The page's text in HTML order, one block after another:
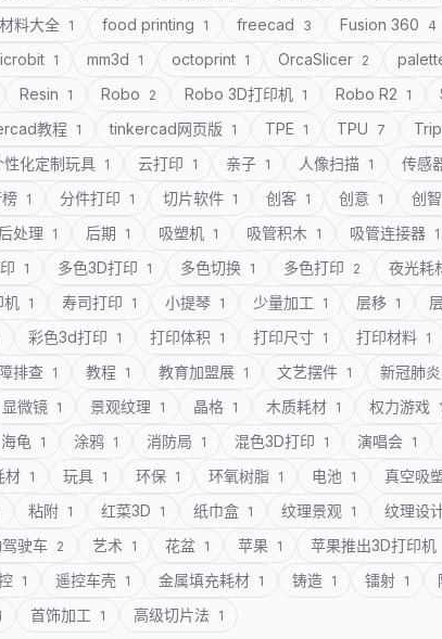
料大全 1 food printing 1 freecad 3 Fusion 360 4
1 mm3d 1 octoprint 1 OrcaSlicer 2
Resin 1 Robo 2 Robo 3D打印机 1 Robo R2 1
教程 1 tinkercad网页版 1 TPE 1 TPU 7
性化定制玩具 1 云打印 1 亲子 1 人像扫描 1 传感
1 分件打印 1 切片软件 1 创客 1 创意 1 创
后处理 1 后期 1 吸塑机 1 吸管积木 1 吸管连接器 1
1 多色3D打印 1 多色切换 1 多色打印 2 夜光耗
机 1 寿司打印 1 小提琴 1 少量加工 1 层移 1
彩色3d打印 1 打印体积 1 打印尺寸 1 打印材料 1
排查 1 教程 1 教育加盟展 1 文艺摆件 1 新冠肺炎
显微镜 1 景观纹理 1 晶格 1 木质耗材 1 权力游戏 1
海龟 1 涂鸦 1 消防局 1 混色3D打印 1 演唱会 1
材 1 玩具 1 环保 1 环氧树脂 1 电池 1 真空吸
粘附 1 红菜3D 1 纸巾盒 1 纹理景观 1 纹理设
驾驶车 2 艺术 1 花盆 1 苹果 1 苹果推出3D打印机
1 遥控车壳 1 金属填充耗材 1 铸造 1 镭射 1
首饰加工 1 高级切片法 1